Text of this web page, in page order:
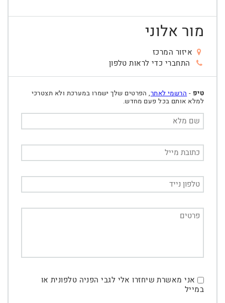
מור אלוני
איזור המרכז
התחברי כדי לראות טלפון
טיפ - הרשמי לאתר, הפרטים שלך ישמרו במערכת ולא תצטרכי
למלא אותם בכל פעם מחדש.
אני מאשרת שיחזרו אלי לגבי הפניה טלפונית או
במייל